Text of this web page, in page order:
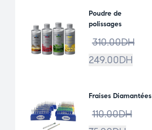
Poudre de
polissages
310.00DH
249.00DH
Fraises Diamantées
110.00DH